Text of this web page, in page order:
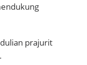
prajurit